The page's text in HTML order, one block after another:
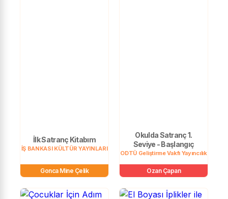
İlk Satranç Kitabım
İŞ BANKASI KÜLTÜR YAYINLARI
Gonca Mine Çelik
Okulda Satranç 1.
Seviye - Başlangıç
ODTÜ Geliştirme Vakfı Yayıncılık
Ozan Çapan